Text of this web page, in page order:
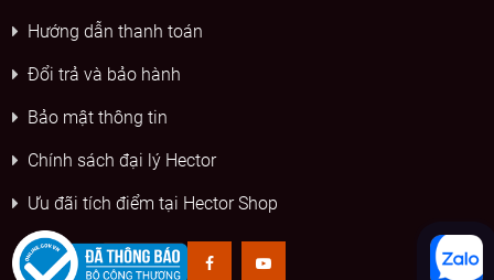
Hướng dẫn thanh toán
Đổi trả và bảo hành
Bảo mật thông tin
Chính sách đại lý Hector
Ưu đãi tích điểm tại Hector Shop